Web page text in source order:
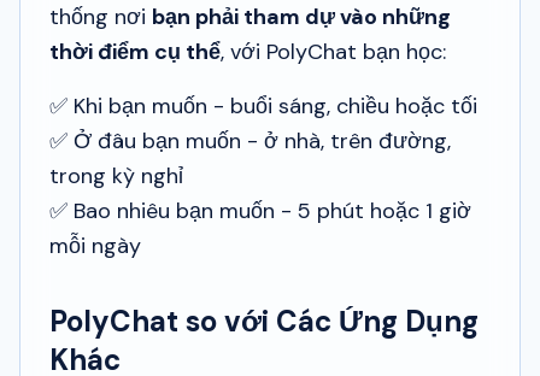
thống nơi bạn phải tham dự vào những
thời điểm cụ thể, với PolyChat bạn học:
✅ Khi bạn muốn - buổi sáng, chiều hoặc tối
✅ Ở đâu bạn muốn - ở nhà, trên đường,
trong kỳ nghỉ
✅ Bao nhiêu bạn muốn - 5 phút hoặc 1 giờ
mỗi ngày
PolyChat so với Các Ứng Dụng
Khác